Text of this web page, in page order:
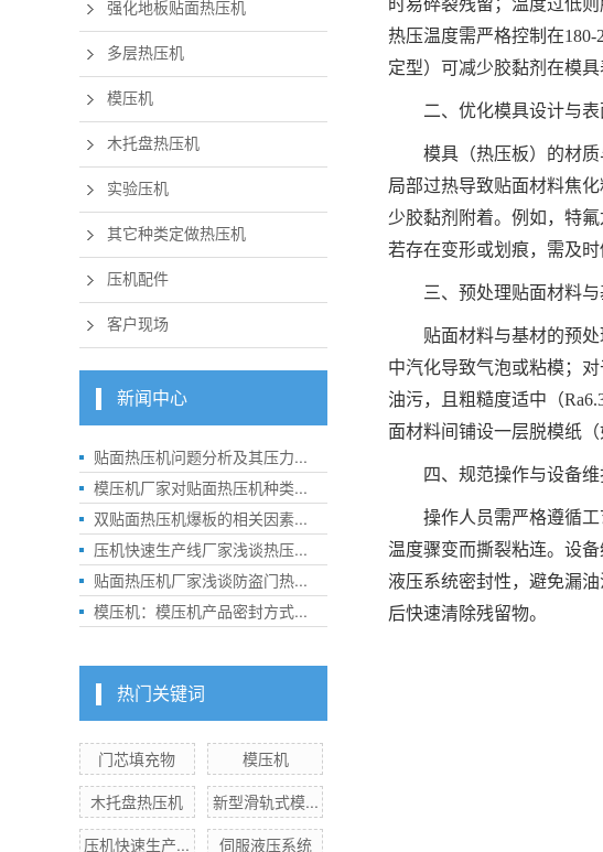
强化地板贴面热压机
多层热压机
模压机
木托盘热压机
实验压机
其它种类定做热压机
压机配件
客户现场
新闻中心
贴面热压机问题分析及其压力...
模压机厂家对贴面热压机种类...
双贴面热压机爆板的相关因素...
压机快速生产线厂家浅谈热压...
贴面热压机厂家浅谈防盗门热...
模压机：模压机产品密封方式...
热门关键词
门芯填充物
模压机
木托盘热压机
新型滑轨式模...
压机快速生产...
伺服液压系统
时易碎裂残留；温度过低
热压温度需严格控制在
定型）可减少胶黏剂在模
二、优化模具设计与
模具（热压板）的材
局部过热导致贴面材料焦
少胶黏剂附着。例如，特
若存在变形或划痕，需及
三、预处理贴面材料
贴面材料与基材的预
中汽化导致气泡或粘模；
油污，且粗糙度适中（
面材料间铺设一层脱模纸
四、规范操作与设备维
操作人员需严格遵循
温度骤变而撕裂粘连。设
液压系统密封性，避免漏
后快速清除残留物。